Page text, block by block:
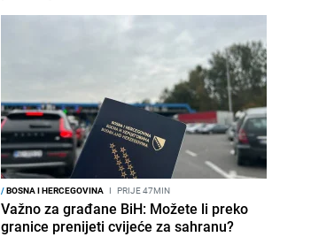
/BOSNA I HERCEGOVINA I PRIJE 47MIN
Važno za građane BiH: Možete li preko
granice prenijeti cvijeće za sahranu?